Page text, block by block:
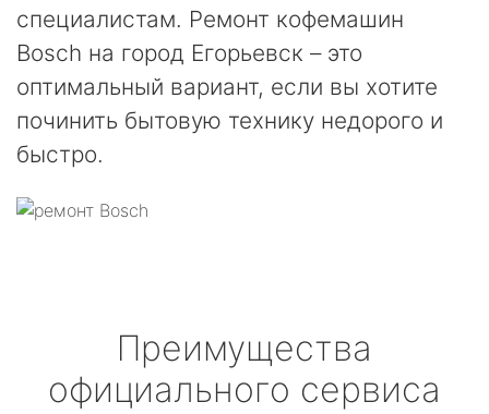
специалистам. Ремонт кофемашин
Bosch на город Егорьевск – это
оптимальный вариант, если вы хотите
починить бытовую технику недорого и
быстро.
Преимущества
официального сервиса